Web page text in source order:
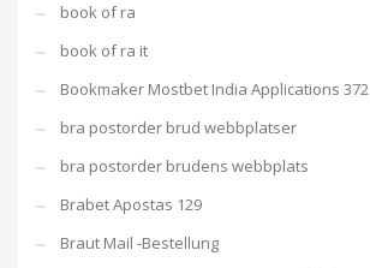
book of ra
book of ra it
Bookmaker Mostbet India Applications 372
bra postorder brud webbplatser
bra postorder brudens webbplats
Brabet Apostas 129
Braut Mail -Bestellung